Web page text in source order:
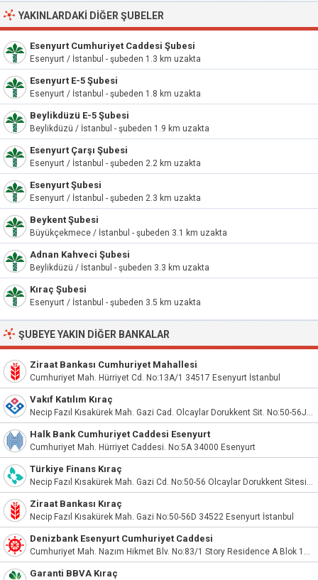
YAKINLARDAKI DIĞER ŞUBELER
Esenyurt Cumhuriyet Caddesi Şubesi
Esenyurt / İstanbul - şubeden 1.3 km uzakta
Esenyurt E-5 Şubesi
Esenyurt / İstanbul - şubeden 1.8 km uzakta
Beylikdüzü E-5 Şubesi
Beylikdüzü / İstanbul - şubeden 1.9 km uzakta
Esenyurt Çarşı Şubesi
Esenyurt / İstanbul - şubeden 2.2 km uzakta
Esenyurt Şubesi
Esenyurt / İstanbul - şubeden 2.3 km uzakta
Beykent Şubesi
Büyükçekmece / İstanbul - şubeden 3.1 km uzakta
Adnan Kahveci Şubesi
Beylikdüzü / İstanbul - şubeden 3.3 km uzakta
Kıraç Şubesi
Esenyurt / İstanbul - şubeden 3.5 km uzakta
ŞUBEYE YAKIN DIĞER BANKALAR
Ziraat Bankası Cumhuriyet Mahallesi
Cumhuriyet Mah. Hürriyet Cd. No:13A/1 34517 Esenyurt İstanbul
Vakıf Katılım Kıraç
Necip Fazıl Kısakürek Mah. Gazi Cad. Olcaylar Dorukkent Sit. No:50-56J Esenyurt/İstanbul
Halk Bank Cumhuriyet Caddesi Esenyurt
Cumhuriyet Mah. Hürriyet Caddesi. No:5A 34000 Esenyurt
Türkiye Finans Kıraç
Necip Fazıl Kısakürek Mah. Gazi Cd. No:50-56 Olcaylar Dorukkent Sitesi D Blk. Kıraç Esenyurt İstanbul
Ziraat Bankası Kıraç
Necip Fazıl Kısakürek Mah. Gazi No:50-56D 34522 Esenyurt İstanbul
Denizbank Esenyurt Cumhuriyet Caddesi
Cumhuriyet Mah. Nazım Hikmet Blv. No:83/1 Story Residence A Blok 148 Nolu Dük
Garanti BBVA Kıraç